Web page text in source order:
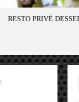
RESTO PRIVÉ